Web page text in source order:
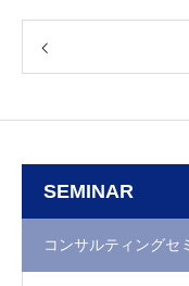
SEMINAR
コンサルティングセ